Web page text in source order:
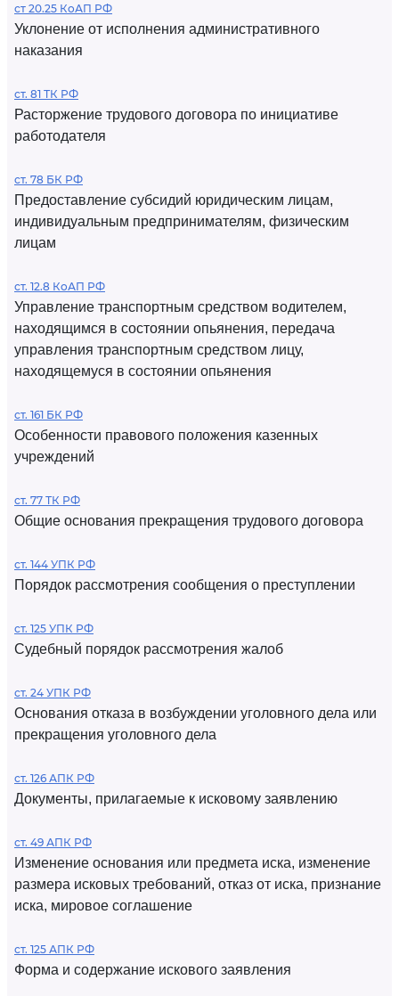
ст 20.25 КоАП РФ
Уклонение от исполнения административного
наказания
ст. 81 ТК РФ
Расторжение трудового договора по инициативе
работодателя
ст. 78 БК РФ
Предоставление субсидий юридическим лицам,
индивидуальным предпринимателям, физическим
лицам
ст. 12.8 КоАП РФ
Управление транспортным средством водителем,
находящимся в состоянии опьянения, передача
управления транспортным средством лицу,
находящемуся в состоянии опьянения
ст. 161 БК РФ
Особенности правового положения казенных
учреждений
ст. 77 ТК РФ
Общие основания прекращения трудового договора
ст. 144 УПК РФ
Порядок рассмотрения сообщения о преступлении
ст. 125 УПК РФ
Судебный порядок рассмотрения жалоб
ст. 24 УПК РФ
Основания отказа в возбуждении уголовного дела или
прекращения уголовного дела
ст. 126 АПК РФ
Документы, прилагаемые к исковому заявлению
ст. 49 АПК РФ
Изменение основания или предмета иска, изменение
размера исковых требований, отказ от иска, признание
иска, мировое соглашение
ст. 125 АПК РФ
Форма и содержание искового заявления